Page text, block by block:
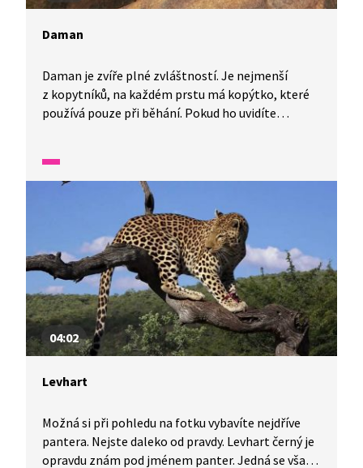
Daman
Daman je zvíře plné zvláštností. Je nejmenší
z kopytníků, na každém prstu má kopýtko, které
používá pouze při běhání. Pokud ho uvidíte
nevypadá. Africká příroda je fascinující organismus.
Druhý největší a zároveň nejteplejší kontinent
světa. Proto se neváhejte vydat za dalším
dobrodružstvím právě sem.
04:02
Levhart
Možná si při pohledu na fotku vybavíte nejdříve
pantera. Nejste daleko od pravdy. Levhart černý je
opravdu znám pod jménem panter. Jedná se však